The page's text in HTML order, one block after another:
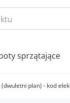
sprzątające
plan) - kod